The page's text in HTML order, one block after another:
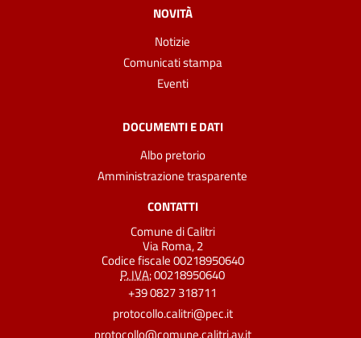
NOVITÀ
Notizie
Comunicati stampa
Eventi
DOCUMENTI E DATI
Albo pretorio
Amministrazione trasparente
CONTATTI
Comune di Calitri
Via Roma, 2
Codice fiscale 00218950640
P. IVA:00218950640
+39 0827 318711
protocollo.calitri@pec.it
protocollo@comune.calitri.av.it